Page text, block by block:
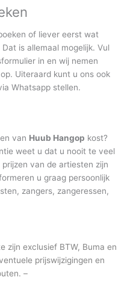
of liever eerst wat
is allemaal mogelijk. Vul
in en wij nemen
Uiteraard kunt u ons ook
Whatsapp stellen.
van Huub Hangop kost?
weet u dat u nooit te veel
van de artiesten zijn
u graag persoonlijk
zangers, zangeressen,
zijn exclusief BTW, Buma en
prijswijzigingen en
–